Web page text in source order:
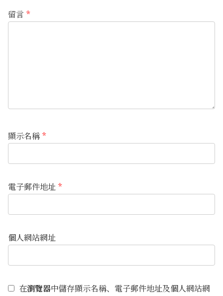
留言 *
顯示名稱 *
電子郵件地址 *
個人網站網址
在瀏覽器中儲存顯示名稱、電子郵件地址及個人網站網